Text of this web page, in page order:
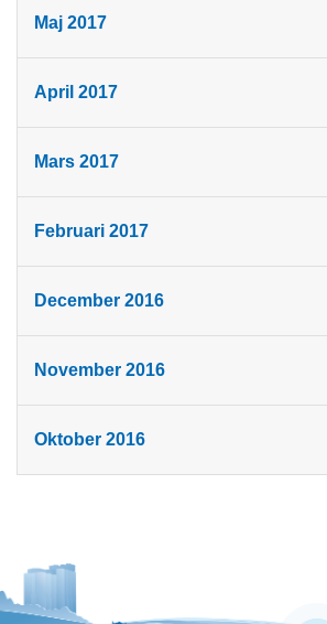
Maj 2017
April 2017
Mars 2017
Februari 2017
December 2016
November 2016
Oktober 2016